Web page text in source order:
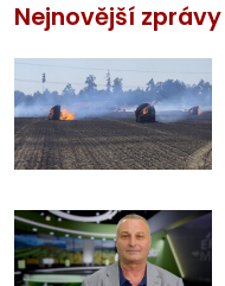
Nejnovější zprávy